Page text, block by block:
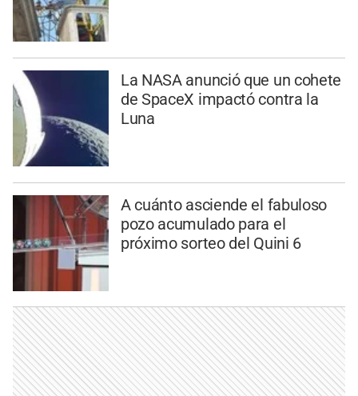
La NASA anunció que un cohete
de SpaceX impactó contra la
Luna
A cuánto asciende el fabuloso
pozo acumulado para el
próximo sorteo del Quini 6